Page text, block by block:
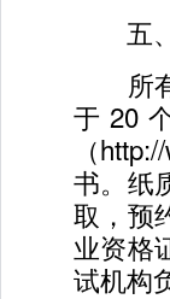
五、
所有
于20
（
书。纸
取，预
业资格
试机构